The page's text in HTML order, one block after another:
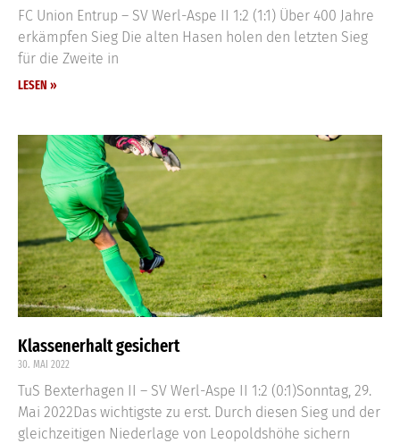
FC Union Entrup – SV Werl-Aspe II 1:2 (1:1) Über 400 Jahre
erkämpfen Sieg Die alten Hasen holen den letzten Sieg
für die Zweite in
LESEN »
Klassenerhalt gesichert
30. MAI 2022
TuS Bexterhagen II – SV Werl-Aspe II 1:2 (0:1)Sonntag, 29.
Mai 2022Das wichtigste zu erst. Durch diesen Sieg und der
gleichzeitigen Niederlage von Leopoldshöhe sichern